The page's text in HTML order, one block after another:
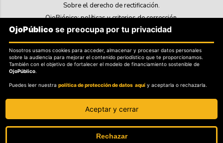
Sobre el derecho de rectificación.
OjoBiónico: políticas y criterios de corrección.
Sobre libertad de información frente a pedidos de retiro de contenidos.
SOSTENIBILIDAD
La Tienda de OjoPúblico.
OjoLab.
OjoPúblico se preocupa por tu privacidad
Nosotros usamos cookies para acceder, almacenar y procesar datos personales
sobre la audiencia para mejorar el contenido periodístico que te proporcionamos.
También con el objetivo de fortalecer el modelo de financiamiento sostenible de
OjoPúblico.
Puedes leer nuestrapolítica de protección de datos aquí y aceptarla o rechazarla.
Aceptar y cerrar
Rechazar